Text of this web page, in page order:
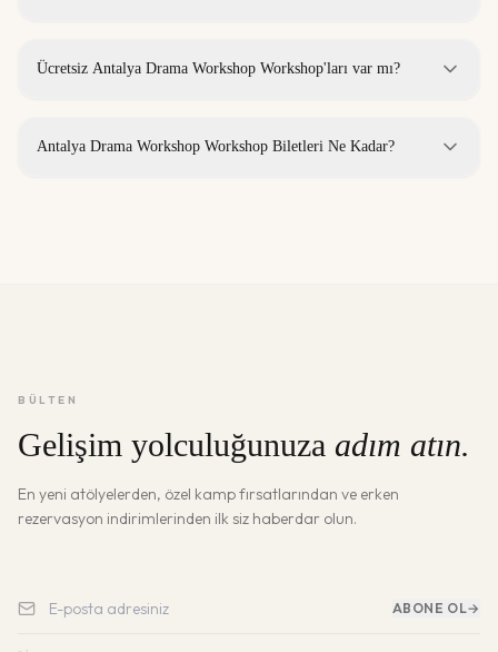
Ücretsiz Antalya Drama Workshop Workshop'ları var mı?
Antalya Drama Workshop Workshop Biletleri Ne Kadar?
BÜLTEN
Gelişim yolculuğunuza adım atın.
En yeni atölyelerden, özel kamp fırsatlarından ve erken
rezervasyon indirimlerinden ilk siz haberdar olun.
ABONE OL→